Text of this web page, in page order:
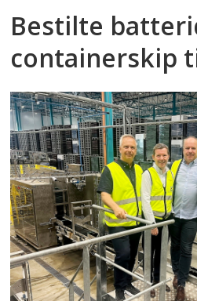
Bestilte
containerskip